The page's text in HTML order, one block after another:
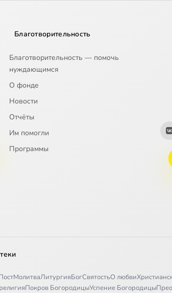
Благотворительность
Благотворительность — помочь
нуждающимся
О фонде
Новости
Отчёты
Им помогли
Программы
МолитваЛитургияБогСвятостьО любви
Покров БогородицыУспение Богородицы